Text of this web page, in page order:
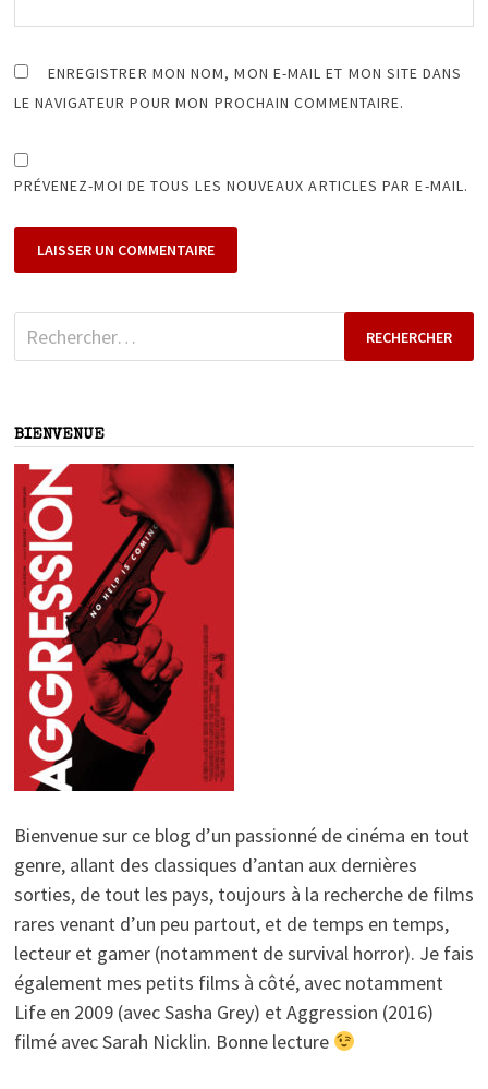
ENREGISTRER MON NOM, MON E-MAIL ET MON SITE DANS
LE NAVIGATEUR POUR MON PROCHAIN COMMENTAIRE.
PRÉVENEZ-MOI DE TOUS LES NOUVEAUX ARTICLES PAR E-MAIL.
Rechercher :
BIENVENUE
Bienvenue sur ce blog d’un passionné de cinéma en tout
genre, allant des classiques d’antan aux dernières
sorties, de tout les pays, toujours à la recherche de films
rares venant d’un peu partout, et de temps en temps,
lecteur et gamer (notamment de survival horror). Je fais
également mes petits films à côté, avec notamment
Life en 2009 (avec Sasha Grey) et Aggression (2016)
filmé avec Sarah Nicklin. Bonne lecture